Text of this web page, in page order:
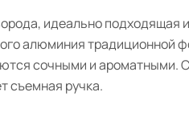
идеально подходящая
алюминия традиционной
сочными и ароматными.
съемная ручка.